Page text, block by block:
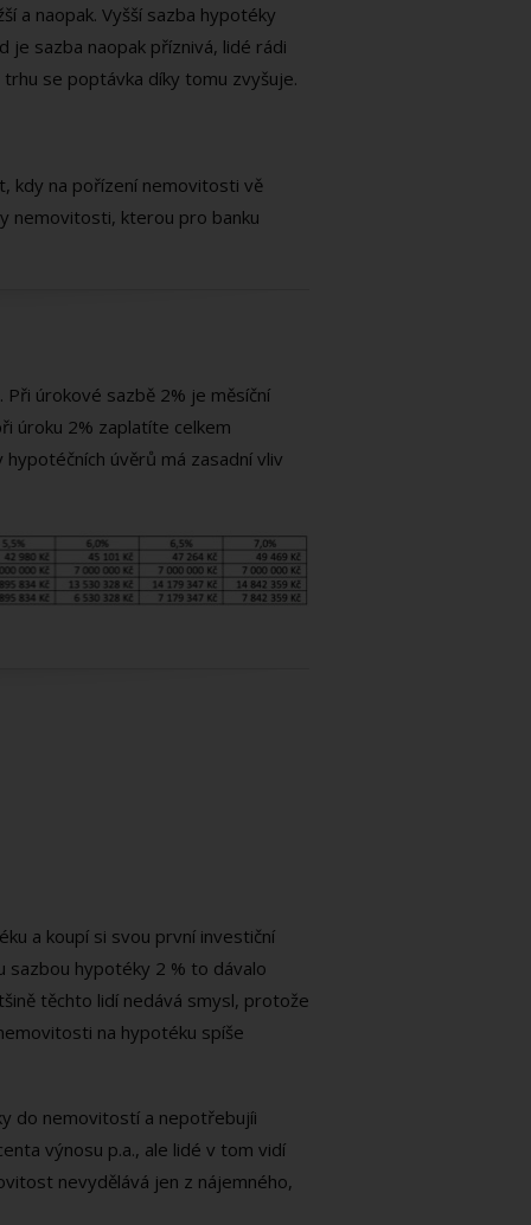
a naopak. Vyšší sazba hypotéky
je sazba naopak příznivá, lidé rádi
se poptávka díky tomu zvyšuje.
kdy na pořízení nemovitosti vě
nemovitosti, kterou pro banku
úrokové sazbě 2% je měsíční
úroku 2% zaplatíte celkem
úvěrů má zasadní vliv
a koupí si svou první investiční
hypotéky 2 % to dávalo
těchto lidí nedává smysl, protože
na hypotéku spíše
do nemovitostí a nepotřebujíi
výnosu p.a., ale lidé v tom vidí
nevydělává jen z nájemného,